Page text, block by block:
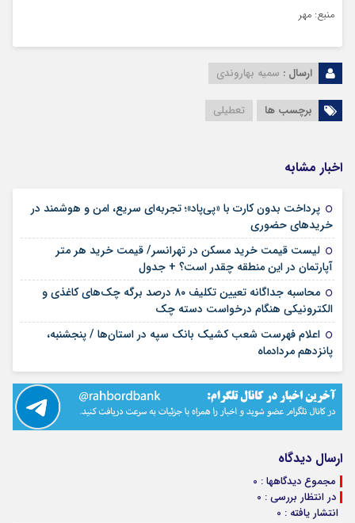
منبع: مهر
ارسال : سمیه بهاروندی
برچسب ها تعطیلی
اخبار مشابه
پرداخت بدون کارت با «پی‌پاد»؛ تجربه‌ای سریع، امن و هوشمند در
خریدهای حضوری
لیست قیمت خرید مسکن در تهرانسر/ قیمت خرید هر متر
آپارتمان در این منطقه چقدر است؟ + جدول
محاسبه جداگانه تعیین تکلیف ۸۰ درصد برگه چک‌های کاغذی و
الکترونیکی هنگام درخواست دسته چک
اعلام فهرست شعب کشیک بانک سپه در استان‌ها / پنجشنبه،
پانزدهم مردادماه
ارسال دیدگاه
مجموع دیدگاهها : 0
در انتظار بررسی : 0
انتشار یافته : 0